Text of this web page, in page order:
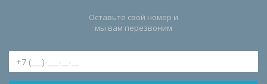
Оставьте свой номер и
мы вам перезвоним